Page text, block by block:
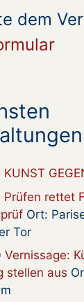
dem
KUNST
Prüfen rettet
Ort:
Tor
Vernissage:
stellen aus